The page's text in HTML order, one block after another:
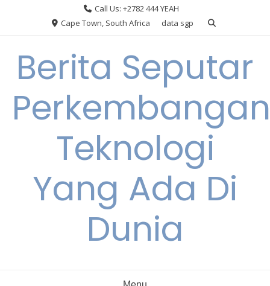
Call Us: +2782 444 YEAH
Cape Town, South Africa
data sgp
Berita Seputar
Perkembangan
Teknologi
Yang Ada Di
Dunia